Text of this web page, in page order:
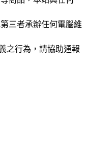
三者承辦任何電腦維
之行為，請協助通報